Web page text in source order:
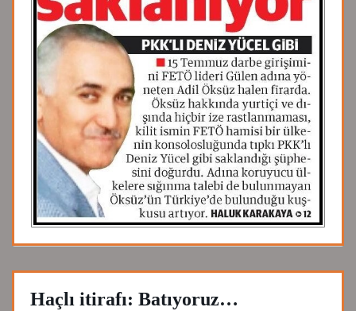
Haçlı itirafı: Batıyoruz…